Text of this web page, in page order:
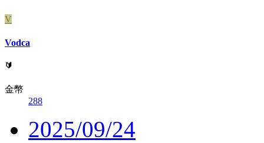
V
Vodca
🔰
金幣
288
2025/09/24